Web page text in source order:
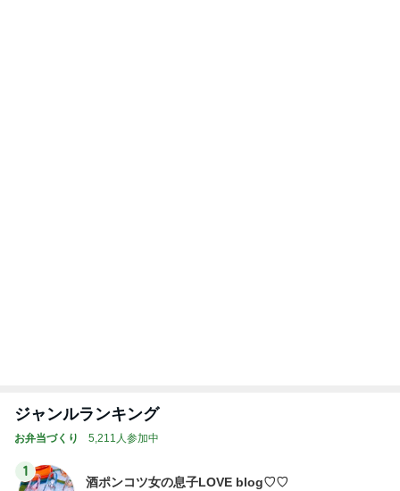
ジャンルランキング
お弁当づくり 5,211人参加中
1
酒ポンコツ女の息子LOVE blog♡♡